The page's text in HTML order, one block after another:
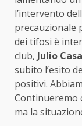
l’intervento
precauzionale
dei tifosi è
club, Julio
subito l’esito
positivi.
Continueremo
ma la